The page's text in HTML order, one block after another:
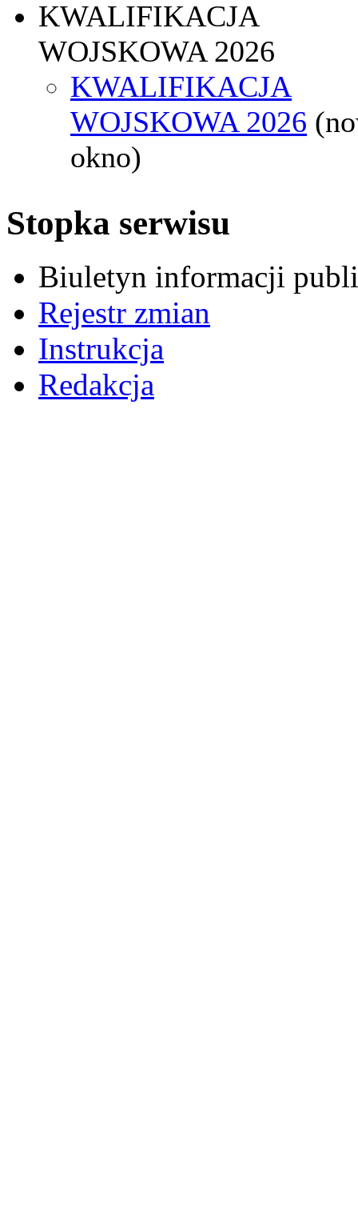
KWALIFIKACJA
WOJSKOWA 2026
KWALIFIKACJA
WOJSKOWA 2026
okno)
Stopka serwisu
Biuletyn informacji
Rejestr zmian
Instrukcja
Redakcja